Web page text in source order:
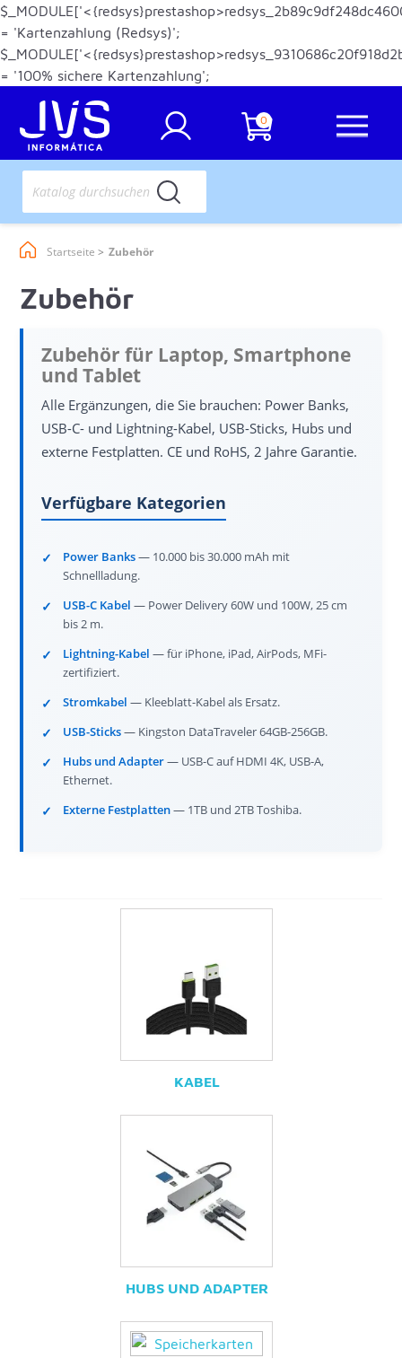
= 'Kartenzahlung (Redsys)';
= '100% sichere Kartenzahlung';
0
Startseite Zubehör
Zubehör
Zubehör für Laptop, Smartphone
und Tablet
Alle Ergänzungen, die Sie brauchen: Power Banks,
USB-C- und Lightning-Kabel, USB-Sticks, Hubs und
externe Festplatten. CE und RoHS, 2 Jahre Garantie.
Verfügbare Kategorien
Power Banks— 10.000 bis 30.000 mAh mit
Schnellladung.
USB-C Kabel — Power Delivery 60W und 100W, 25 cm
bis 2 m.
Lightning-Kabel — für iPhone, iPad, AirPods, MFi-
zertifiziert.
Stromkabel — Kleeblatt-Kabel als Ersatz.
USB-Sticks— Kingston DataTraveler 64GB-256GB.
Hubs und Adapter— USB-C auf HDMI 4K, USB-A,
Ethernet.
Externe Festplatten— 1TB und 2TB Toshiba.
KABEL
HUBS UND ADAPTER